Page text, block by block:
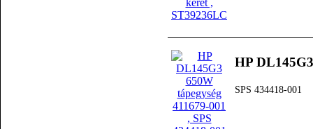
HP
SPS 434418-001